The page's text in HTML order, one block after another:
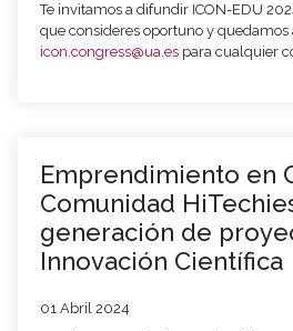
Te invitamos a difundir ICON-EDU
que consideres oportuno y quedamos
icon.congress@ua.es para cualquier
Emprendimiento en
Comunidad
generación de
Innovación Científica
01 Abril 2024